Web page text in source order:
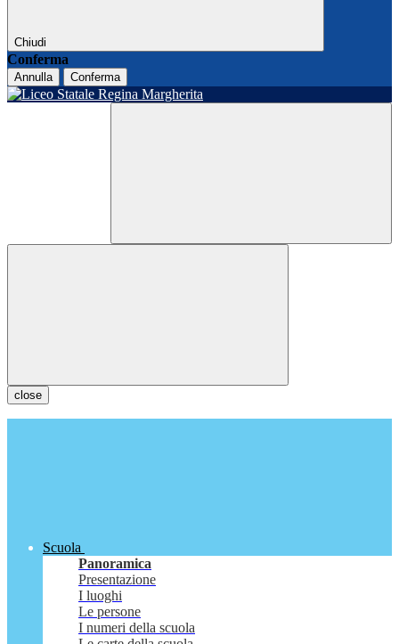
Chiudi
Conferma
Annulla Conferma
close
Scuola
Panoramica
Presentazione
I luoghi
Le persone
I numeri della scuola